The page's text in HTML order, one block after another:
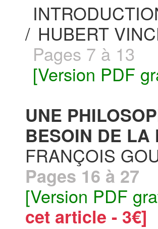
/ HUBERT
Pages 7 à 13
[Version PDF
UNE
BESOIN DE LA
FRANÇOIS
Pages 16 à 27
[Version PDF
cet article - 3€]